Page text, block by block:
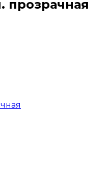
прозрачная